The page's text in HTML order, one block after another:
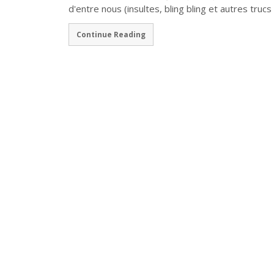
d'entre nous (insultes, bling bling et autres trucs
Continue Reading